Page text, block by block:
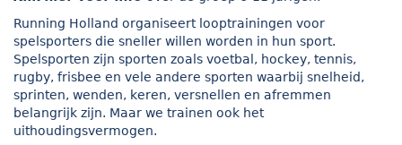
Running Holland organiseert looptrainingen voor
spelsporters die sneller willen worden in hun sport.
Spelsporten zijn sporten zoals voetbal, hockey, tennis,
rugby, frisbee en vele andere sporten waarbij snelheid,
sprinten, wenden, keren, versnellen en afremmen
belangrijk zijn. Maar we trainen ook het
uithoudingsvermogen.